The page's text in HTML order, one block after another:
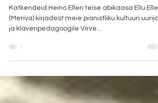
Ellu Elleri mälestusi
Katkendeid Heino Elleri teise abikaasa Ellu Elleri
ja klaveripedagoogile Virve...